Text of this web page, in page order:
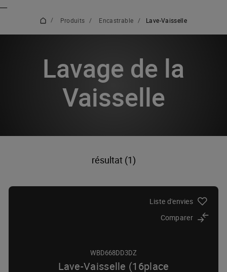
/ Produits / Encastrable / Lave-Vaisselle
Lavage de la
Vaisselle
résultat (1)
Liste d'envies
Comparer
WBD668DD3DZ
Lave-Vaisselle (16place